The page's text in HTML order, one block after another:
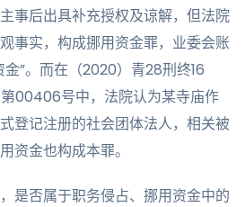
事后出具补充授权及谅解，但法院
事实，构成挪用资金罪，业委会账
”。而在（2020）青28刑终16
00406号中，法院认为某寺庙作
登记注册的社会团体法人，相关被
资金也构成本罪。
是否属于职务侵占、挪用资金中的